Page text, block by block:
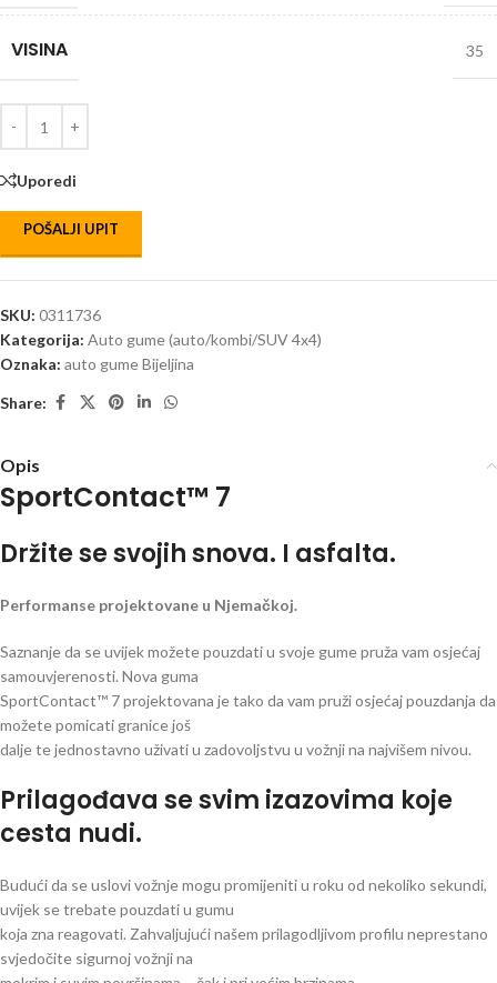
VISINA 35
Uporedi
POŠALJI UPIT
SKU: 0311736
Kategorija: Auto gume (auto/kombi/SUV 4x4)
Oznaka: auto gume Bijeljina
Share:
Opis
SportContact™ 7
Držite se svojih snova. I asfalta.
Performanse projektovane u Njemačkoj.
Saznanje da se uvijek možete pouzdati u svoje gume pruža vam osjećaj
samouvjerenosti. Nova guma
SportContact™ 7 projektovana je tako da vam pruži osjećaj pouzdanja da
možete pomicati granice još
dalje te jednostavno uživati u zadovoljstvu u vožnji na najvišem nivou.
Prilagođava se svim izazovima koje
cesta nudi.
Budući da se uslovi vožnje mogu promijeniti u roku od nekoliko sekundi,
uvijek se trebate pouzdati u gumu
koja zna reagovati. Zahvaljujući našem prilagodljivom profilu neprestano
svjedočite sigurnoj vožnji na